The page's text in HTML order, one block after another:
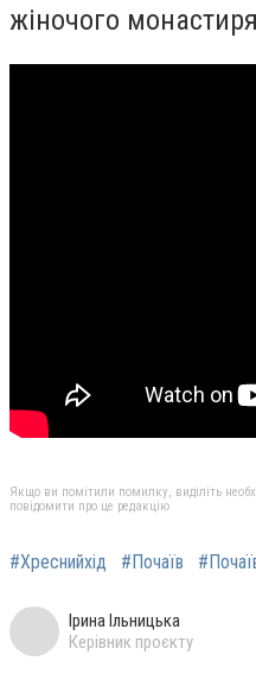
жіночого
Якщо ви помітили помилку, виділіть
повідомити про це редакцію
#Хреснийхід #Почаїв
Ірина Ільницька
Керівник проєкту